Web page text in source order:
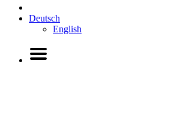
Deutsch
English